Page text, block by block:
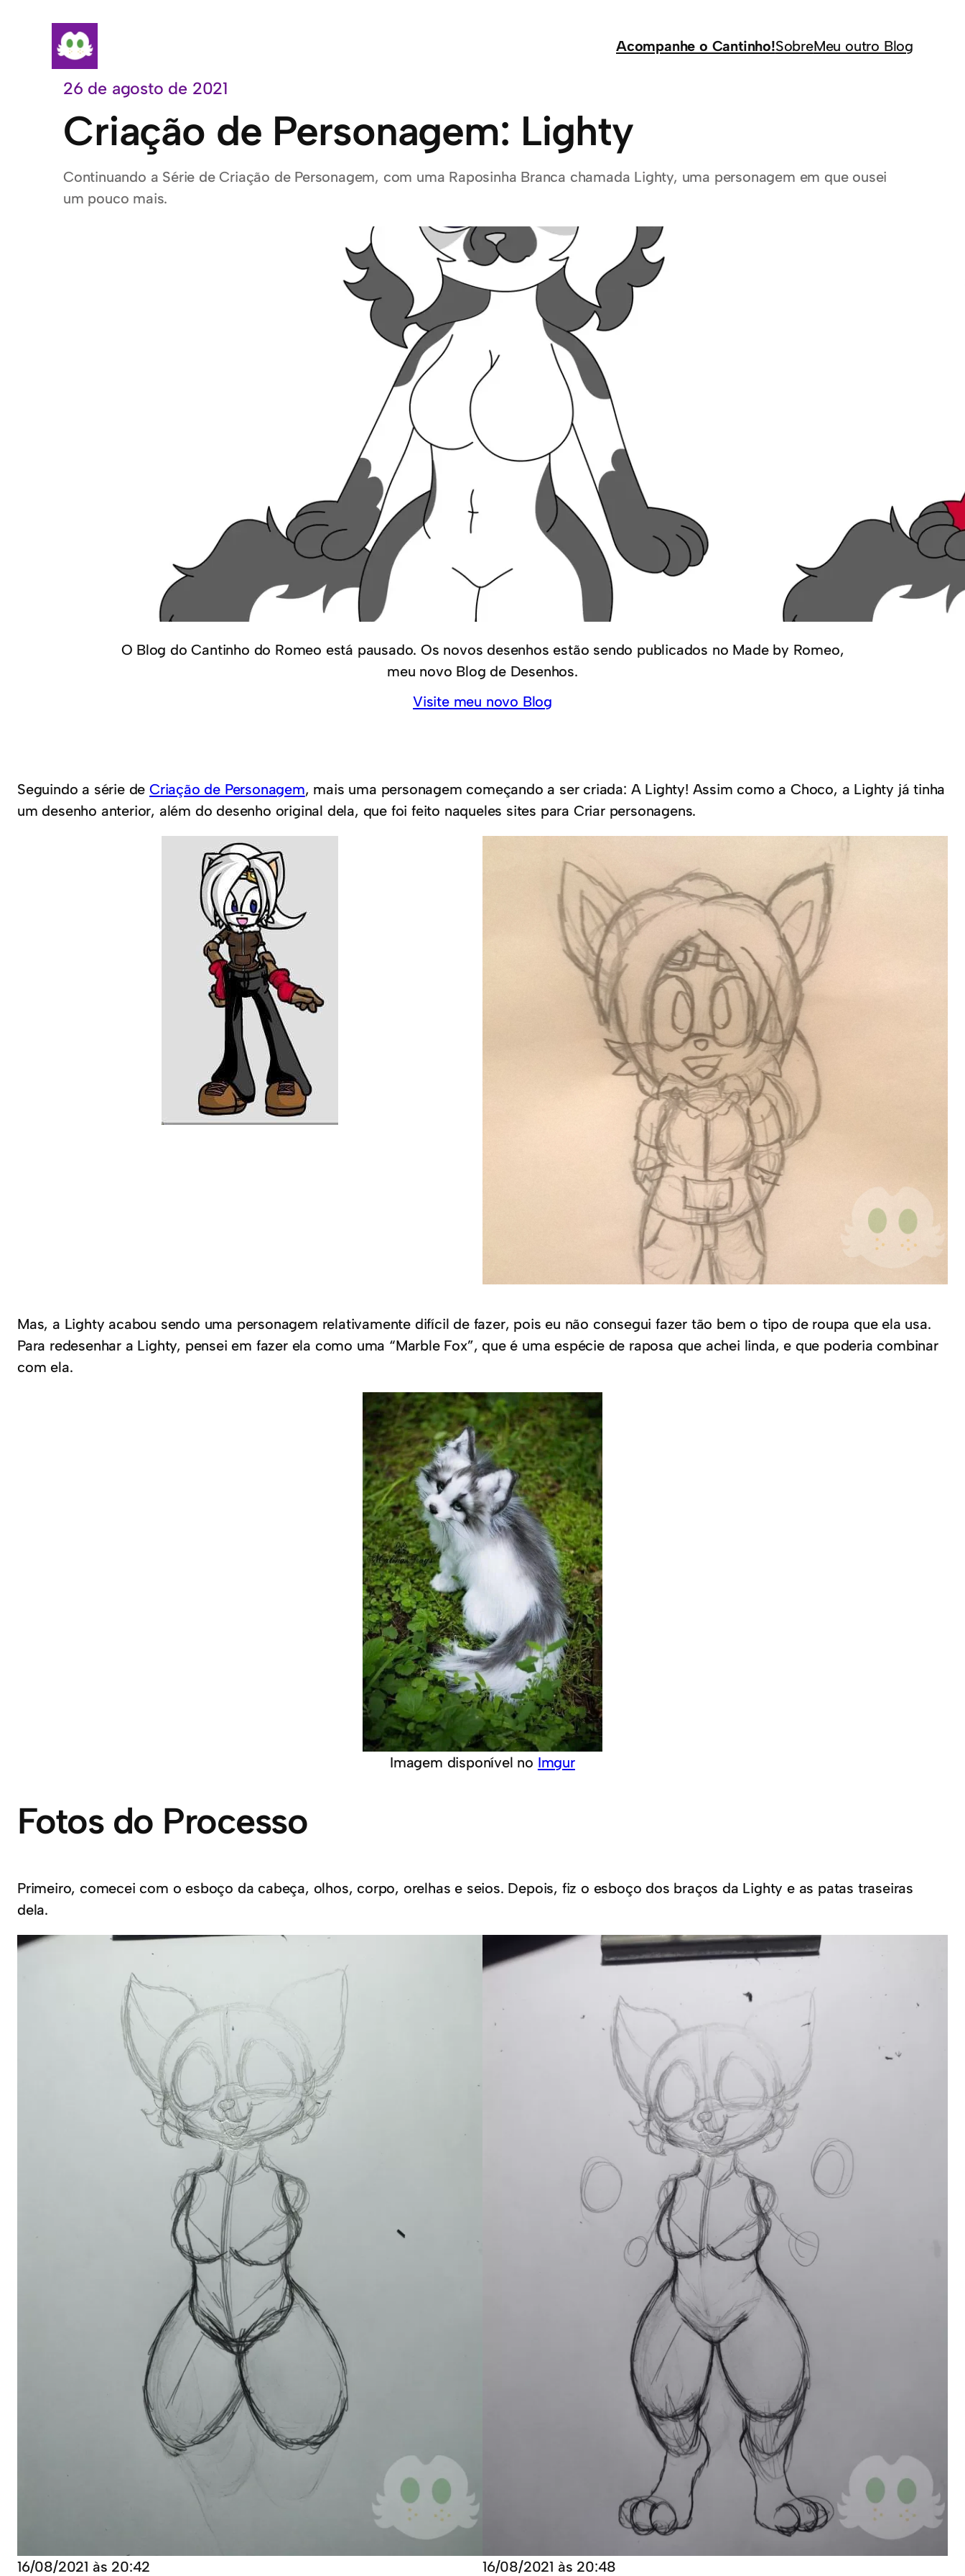
conteúdo
Acompanhe o Cantinho!SobreMeu outro Blog
26 de agosto de 2021
Criação de Personagem: Lighty
Continuando a Série de Criação de Personagem, com uma Raposinha Branca chamada Lighty, uma personagem em que ousei
um pouco mais.
O Blog do Cantinho do Romeo está pausado. Os novos desenhos estão sendo publicados no Made by Romeo,
meu novo Blog de Desenhos.
Visite meu novo Blog
Seguindo a série de Criação de Personagem, mais uma personagem começando a ser criada: A Lighty! Assim como a Choco, a Lighty já tinha
um desenho anterior, além do desenho original dela, que foi feito naqueles sites para Criar personagens.
Mas, a Lighty acabou sendo uma personagem relativamente difícil de fazer, pois eu não consegui fazer tão bem o tipo de roupa que ela usa.
Para redesenhar a Lighty, pensei em fazer ela como uma “Marble Fox”, que é uma espécie de raposa que achei linda, e que poderia combinar
com ela.
Imagem disponível no Imgur
Fotos do Processo
Primeiro, comecei com o esboço da cabeça, olhos, corpo, orelhas e seios. Depois, fiz o esboço dos braços da Lighty e as patas traseiras
dela.
16/08/2021 às 20:42 16/08/2021 às 20:48